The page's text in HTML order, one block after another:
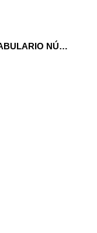
PICTOGRAMAS VOCABULARIO NÚCLEO C.P.E.E. JOAN MIRÓ